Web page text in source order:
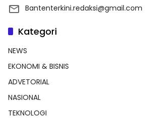
Bantenterkini.redaksi@gmail.com
Kategori
NEWS
EKONOMI & BISNIS
ADVETORIAL
NASIONAL
TEKNOLOGI